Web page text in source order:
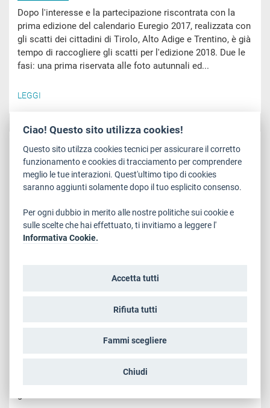
Dopo l'interesse e la partecipazione riscontrata con la
prima edizione del calendario Euregio 2017, realizzata con
gli scatti dei cittadini di Tirolo, Alto Adige e Trentino, è già
tempo di raccogliere gli scatti per l'edizione 2018. Due le
fasi: una prima riservata alle foto autunnali ed...
LEGGI
ATTUALITÀ , EUROPA E ATTIVITÀ INTERNAZIONALI
Un corso a Bruxelles su Istituzioni e
giovani dell'Euregio
Regione europea Tirolo – Alto Adige – Trentino propone
dell’Unione europea. Il corso di studi, che si terrà a
Ciao! Questo sito utilizza cookies!
Questo sito utilzza cookies tecnici per assicurare il corretto
funzionamento e cookies di tracciamento per comprendere
meglio le tue interazioni. Quest'ultimo tipo di cookies
saranno aggiunti solamente dopo il tuo esplicito consenso.
Per ogni dubbio in merito alle nostre politiche sui cookie e
sulle scelte che hai effettuato, ti invitiamo a leggere l'
Informativa Cookie.
Accetta tutti
Rifiuta tutti
Fammi scegliere
Chiudi